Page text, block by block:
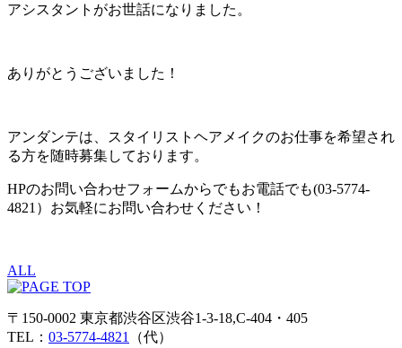
アシスタントがお世話になりました。
ありがとうございました！
アンダンテは、スタイリストヘアメイクのお仕事を希望され
る方を随時募集しております。
HPのお問い合わせフォームからでもお電話でも(03-5774-
4821）お気軽にお問い合わせください！
ALL
〒150-0002 東京都渋谷区渋谷1-3-18,C-404・405
TEL： 03-5774-4821 （代）